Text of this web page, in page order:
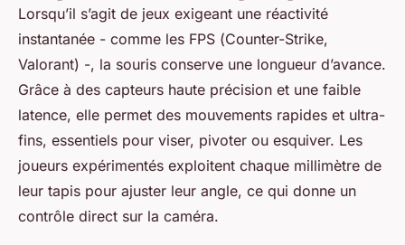
Lorsqu’il s’agit de jeux exigeant une réactivité
instantanée - comme les FPS (Counter-Strike,
Valorant) -, la souris conserve une longueur d’avance.
Grâce à des capteurs haute précision et une faible
latence, elle permet des mouvements rapides et ultra-
fins, essentiels pour viser, pivoter ou esquiver. Les
joueurs expérimentés exploitent chaque millimètre de
leur tapis pour ajuster leur angle, ce qui donne un
contrôle direct sur la caméra.